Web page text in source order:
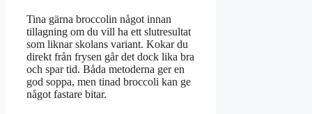
Tina gärna broccolin något innan
tillagning om du vill ha ett slutresultat
som liknar skolans variant. Kokar du
direkt från frysen går det dock lika bra
och spar tid. Båda metoderna ger en
god soppa, men tinad broccoli kan ge
något fastare bitar.